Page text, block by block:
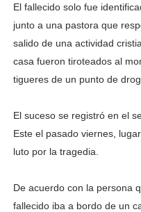
El fallecido solo fue
junto a una pastora que
salido de una actividad
casa fueron tiroteados al
tigueres de un punto de
El suceso se registró en el
Este el pasado viernes,
luto por la tragedia.
De acuerdo con la persona
fallecido iba a bordo de un